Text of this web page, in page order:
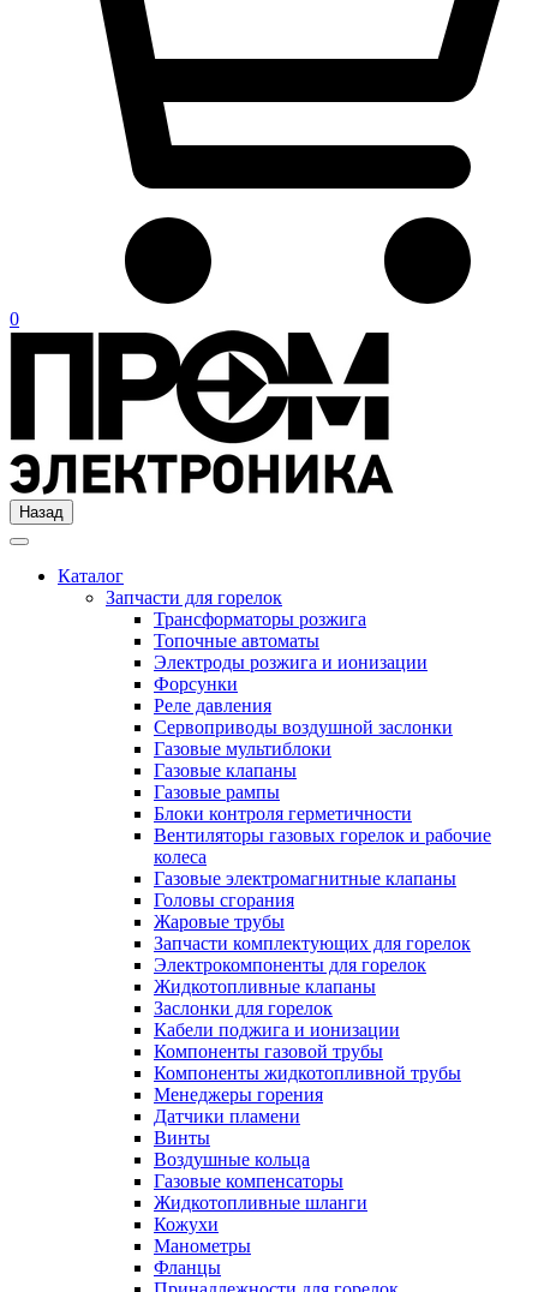
0
Назад
Каталог
Запчасти для горелок
Трансформаторы розжига
Топочные автоматы
Электроды розжига и ионизации
Форсунки
Реле давления
Сервоприводы воздушной заслонки
Газовые мультиблоки
Газовые клапаны
Газовые рампы
Блоки контроля герметичности
Вентиляторы газовых горелок и рабочие
колеса
Газовые электромагнитные клапаны
Головы сгорания
Жаровые трубы
Запчасти комплектующих для горелок
Электрокомпоненты для горелок
Жидкотопливные клапаны
Заслонки для горелок
Кабели поджига и ионизации
Компоненты газовой трубы
Компоненты жидкотопливной трубы
Менеджеры горения
Датчики пламени
Винты
Воздушные кольца
Газовые компенсаторы
Жидкотопливные шланги
Кожухи
Манометры
Фланцы